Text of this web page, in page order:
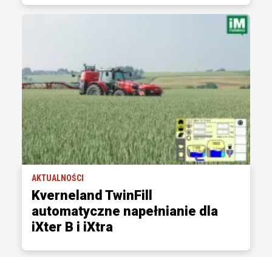
AKTUALNOŚCI
Kverneland TwinFill
automatyczne napełnianie dla
iXter B i iXtra